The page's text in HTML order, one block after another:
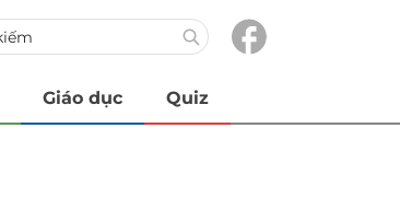
Giáo dục Quiz